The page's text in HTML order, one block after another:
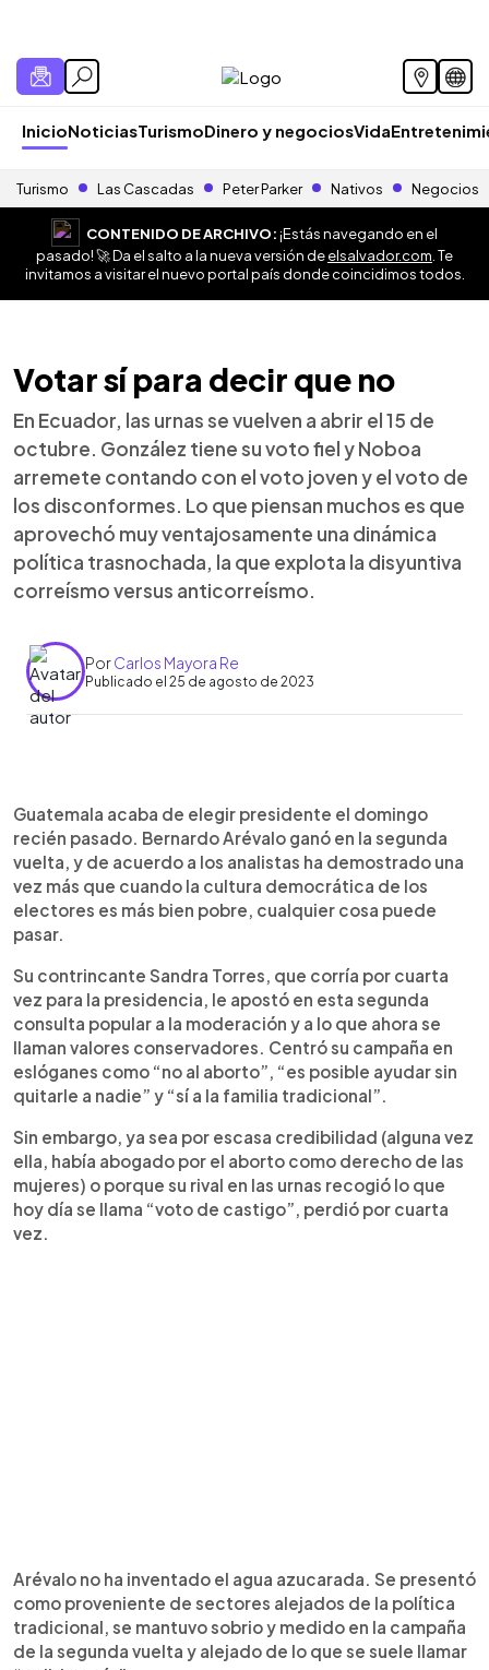
InicioNoticiasTurismoDinero y negociosVida
Turismo Las Cascadas Peter Parker Nativos Negocios
CONTENIDO DE ARCHIVO:¡Estás navegando en el
pasado! 🚀 Da el salto a la nueva versión deelsalvador.com . Te
invitamos a visitar el nuevo portal país donde coincidimos todos.
Votar sí para decir que no
En Ecuador, las urnas se vuelven a abrir el 15 de
octubre. González tiene su voto fiel y Noboa
arremete contando con el voto joven y el voto de
los disconformes. Lo que piensan muchos es que
aprovechó muy ventajosamente una dinámica
política trasnochada, la que explota la disyuntiva
correísmo versus anticorreísmo.
PorCarlos Mayora Re
Publicado el 25 de agosto de 2023
Escuchar artículo
Guatemala acaba de elegir presidente el domingo
recién pasado. Bernardo Arévalo ganó en la segunda
vuelta, y de acuerdo a los analistas ha demostrado una
vez más que cuando la cultura democrática de los
electores es más bien pobre, cualquier cosa puede
pasar.
Su contrincante Sandra Torres, que corría por cuarta
vez para la presidencia, le apostó en esta segunda
consulta popular a la moderación y a lo que ahora se
llaman valores conservadores. Centró su campaña en
eslóganes como “no al aborto”, “es posible ayudar sin
quitarle a nadie” y “sí a la familia tradicional”.
Sin embargo, ya sea por escasa credibilidad (alguna vez
ella, había abogado por el aborto como derecho de las
mujeres) o porque su rival en las urnas recogió lo que
hoy día se llama “voto de castigo”, perdió por cuarta
vez.
Arévalo no ha inventado el agua azucarada. Se presentó
como proveniente de sectores alejados de la política
tradicional, se mantuvo sobrio y medido en la campaña
de la segunda vuelta y alejado de lo que se suele llamar